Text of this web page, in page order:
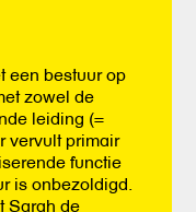
een bestuur op
zowel de
leiding (=
vervult primair
functie
is onbezoldigd.
Sarah de